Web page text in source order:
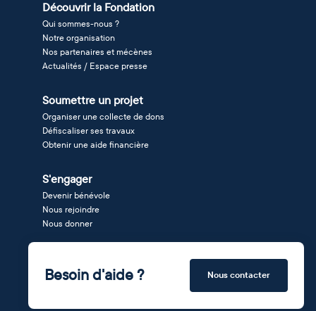
Découvrir la Fondation
Qui sommes-nous ?
Notre organisation
Nos partenaires et mécènes
Actualités / Espace presse
Soumettre un projet
Organiser une collecte de dons
Défiscaliser ses travaux
Obtenir une aide financière
S'engager
Devenir bénévole
Nous rejoindre
Nous donner
Besoin d'aide ? Nous contacter